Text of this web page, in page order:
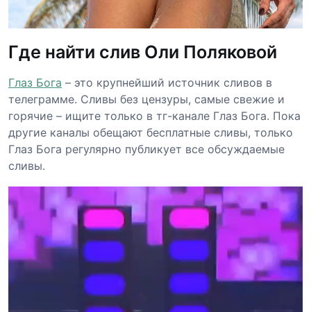
Где найти слив Оли Поляковой
Глаз Бога – это крупнейший источник сливов в
телеграмме. Сливы без цензуры, самые свежие и
горячие – ищите только в тг-канале Глаз Бога. Пока
другие каналы обещают бесплатные сливы, только
Глаз Бога регулярно публикует все обсуждаемые
сливы.